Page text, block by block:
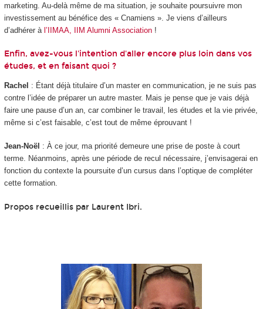
marketing. Au-delà même de ma situation, je souhaite poursuivre mon
investissement au bénéfice des « Cnamiens ». Je viens d’ailleurs
d’adhérer à l’IIMAA, IIM Alumni Association!
Enfin, avez-vous l'intention d'aller encore plus loin dans vos
études, et en faisant quoi ?
Rachel : Étant déjà titulaire d’un master en communication, je ne suis pas
contre l’idée de préparer un autre master. Mais je pense que je vais déjà
faire une pause d’un an, car combiner le travail, les études et la vie privée,
même si c’est faisable, c’est tout de même éprouvant !
Jean-Noël : À ce jour, ma priorité demeure une prise de poste à court
terme. Néanmoins, après une période de recul nécessaire, j’envisagerai en
fonction du contexte la poursuite d’un cursus dans l’optique de compléter
cette formation.
Propos recueillis par Laurent Ibri.